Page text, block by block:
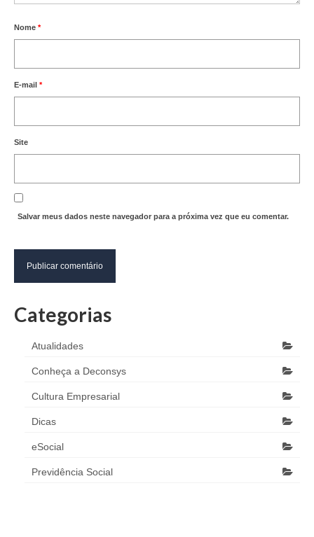
Nome *
E-mail *
Site
Salvar meus dados neste navegador para a próxima vez que eu comentar.
Categorias
Atualidades
Conheça a Deconsys
Cultura Empresarial
Dicas
eSocial
Previdência Social